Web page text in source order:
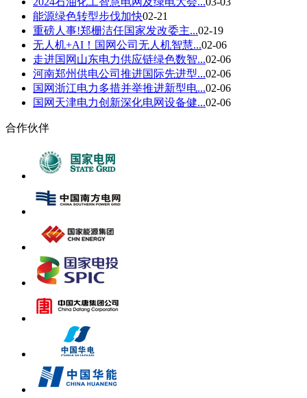
能源绿色转型步伐加快02-21
重磅人事!郑栅洁任国家发改委主...02-19
无人机+AI！国网公司无人机智慧...02-06
走进国网山东电力供应链绿色数智...02-06
河南郑州供电公司推进国际先进型...02-06
国网浙江电力多措并举推进新型电...02-06
国网天津电力创新深化电网设备健...02-06
合作伙伴